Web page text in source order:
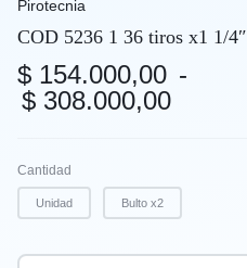
Pirotecnia
COD 5236 1 36 tiros x1 1/4″
$ 154.000,00 -
$ 308.000,00
Cantidad
Unidad Bulto x2